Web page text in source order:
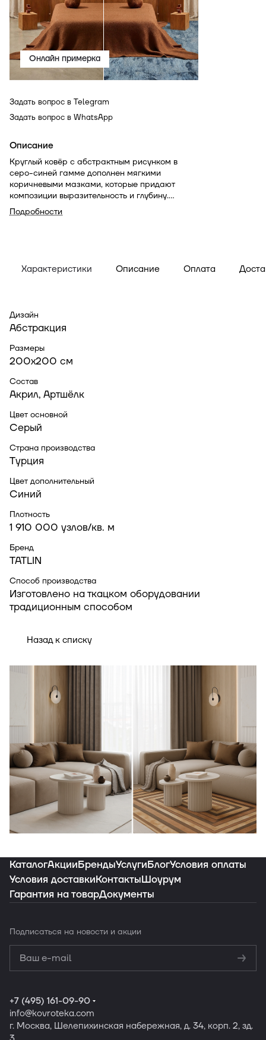
Онлайн примерка
Задать вопрос в Telegram
Задать вопрос в WhatsApp
Описание
Круглый ковёр с абстрактным рисунком в
серо-синей гамме дополнен мягкими
коричневыми мазками, которые придают
композиции выразительность и глубину.
Напоминает живописное полотно — тонкое,
воздушное и запоминающееся.
Подробности
Характеристики Описание Оплата
Дизайн
Абстракция
Размеры
200x200 см
Состав
Акрил, Артшёлк
Цвет основной
Серый
Страна производства
Турция
Цвет дополнительный
Синий
Плотность
1 910 000 узлов/кв. м
Бренд
TATLIN
Способ производства
Изготовлено на ткацком оборудовании
традиционным способом
Назад к списку
ваш интерьер
Заказать подборку
КаталогАкцииБрендыУслугиБлогУсловия оплаты
Условия доставкиКонтактыШоурум
Гарантия на товарДокументы
Подписаться на новости и акции
конфиденциальности
Обработку
персональных данных
+7 (495) 161-09-90
info@kovroteka.com
г. Москва, Шелепихинская набережная, д. 34, корп. 2, зд.